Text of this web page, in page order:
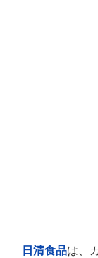
日清食品は、